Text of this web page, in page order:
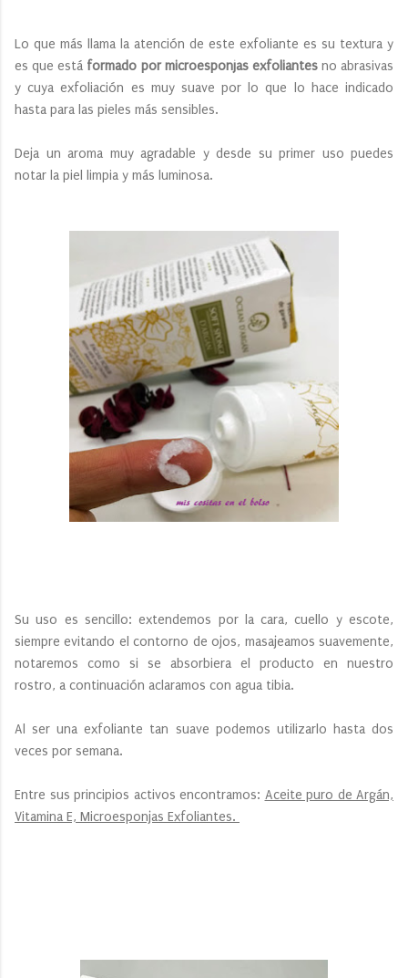
Lo que más llama la atención de este exfoliante es su textura y
es que está formado por microesponjas exfoliantesno abrasivas
y cuya exfoliación es muy suave por lo que lo hace indicado
hasta para las pieles más sensibles.
Deja un aroma muy agradable y desde su primer uso puedes
notar la piel limpia y más luminosa.
Su uso es sencillo: extendemos por la cara, cuello y escote,
siempre evitando el contorno de ojos, masajeamos suavemente,
notaremos como si se absorbiera el producto en nuestro
rostro, a continuación aclaramos con agua tibia.
Al ser una exfoliante tan suave podemos utilizarlo hasta dos
veces por semana.
Entre sus principios activos encontramos: Aceite puro de Argán,
Vitamina E, Microesponjas Exfoliantes.